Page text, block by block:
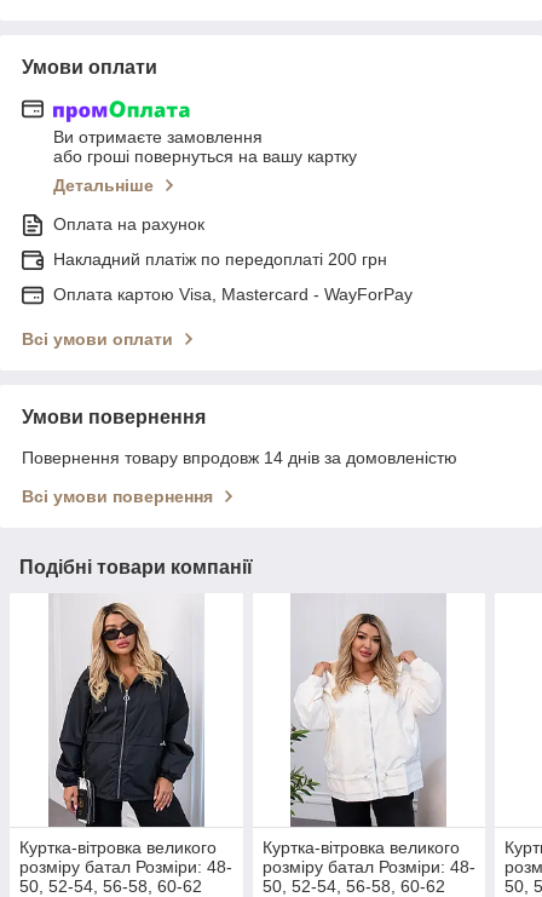
Умови оплати
Ви отримаєте замовлення
або гроші повернуться на вашу картку
Детальніше
Оплата на рахунок
Накладний платіж по передоплаті 200 грн
Оплата картою Visa, Mastercard - WayForPay
Всі умови оплати
Умови повернення
Повернення товару впродовж 14 днів за домовленістю
Всі умови повернення
Подібні товари компанії
Куртка-вітровка великого
розміру батал Розміри: 48-
50, 52-54, 56-58, 60-62
Куртка-вітровка великого
розміру батал Розміри: 48-
50, 52-54, 56-58, 60-62
50,